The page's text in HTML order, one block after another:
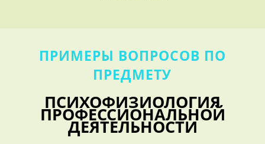
ПРИМЕРЫ ВОПРОСОВ ПО
ПРЕДМЕТУ
ПСИХОФИЗИОЛОГИЯ
ПРОФЕССИОНАЛЬНОЙ
ДЕЯТЕЛЬНОСТИ